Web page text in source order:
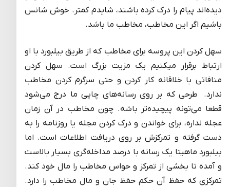
دیده‌اند پیام را درک کرده باشند، شایدم کمتر. خوش شانس
باشیم اگر این مخاطب، مخاطب ما باشد.
سهل کردن این پروسه برای مخاطب که از طریق بیلبورد با او
ارتباط برقرار میکنیم یک مزیت بزرگ است. سهل کردن
منافاتی با خلاقانه کار کردن و حتی سرگرم کردن مخاطب
ندارد. طرحی که بر روی رسانه‌های چاپی ما درج می‌شود
قطعا می‌تونه پیچیده‌تر باشه. چون مخاطب در آن زمان
عجله نداره، برای خواندن و درک کردن مجله یا روزنامه را به
دست گرفته و تمرکزش بر روی دریافت اطلاعات است. اما
بیلبورد ماهیتا یک رسانه با درصد مداخله‌گری بسیار بالاست
و آمده تا بخشی از تمرکز و حواس مخاطب را مال خود کند.
تمرکزی که حفظ آن حکم حفظ جان و مال مخاطب را دارد.